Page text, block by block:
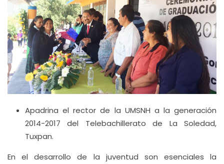
Apadrina el rector de la UMSNH a la generación
2014-2017 del Telebachillerato de La Soledad,
Tuxpan.
En el desarrollo de la juventud son esenciales la